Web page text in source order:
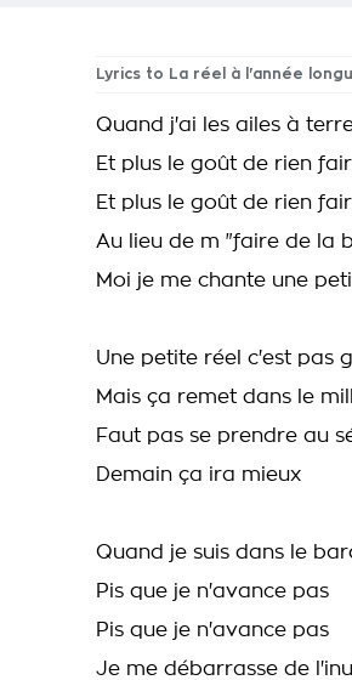
Lyrics to La réel à l'année
Quand j'ai les ailes à
Et plus le goût de rien
Et plus le goût de rien
Au lieu de m "faire de la
Moi je me chante une
Une petite réel c'est pas
Mais ça remet dans le
Faut pas se prendre au
Demain ça ira mieux
Quand je suis dans le
Pis que je n'avance pas
Pis que je n'avance pas
Je me débarrasse de